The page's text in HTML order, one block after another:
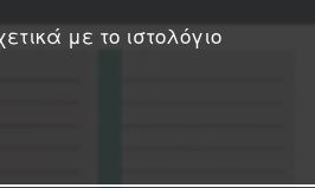
με το ιστολόγιο